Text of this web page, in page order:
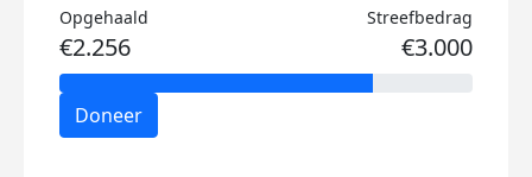
Opgehaald
€2.256
Streefbedrag
€3.000
Doneer